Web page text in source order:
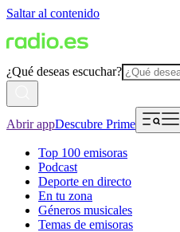
Saltar al contenido
¿Qué deseas escuchar?
Abrir appDescubre Prime
Top 100 emisoras
Podcast
Deporte en directo
En tu zona
Géneros musicales
Temas de emisoras